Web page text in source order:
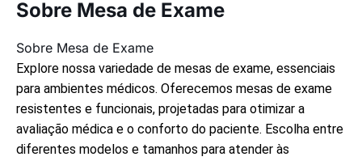
Sobre Mesa de Exame
Sobre Mesa de Exame
Explore nossa variedade de mesas de exame, essenciais
para ambientes médicos. Oferecemos mesas de exame
resistentes e funcionais, projetadas para otimizar a
avaliação médica e o conforto do paciente. Escolha entre
diferentes modelos e tamanhos para atender às